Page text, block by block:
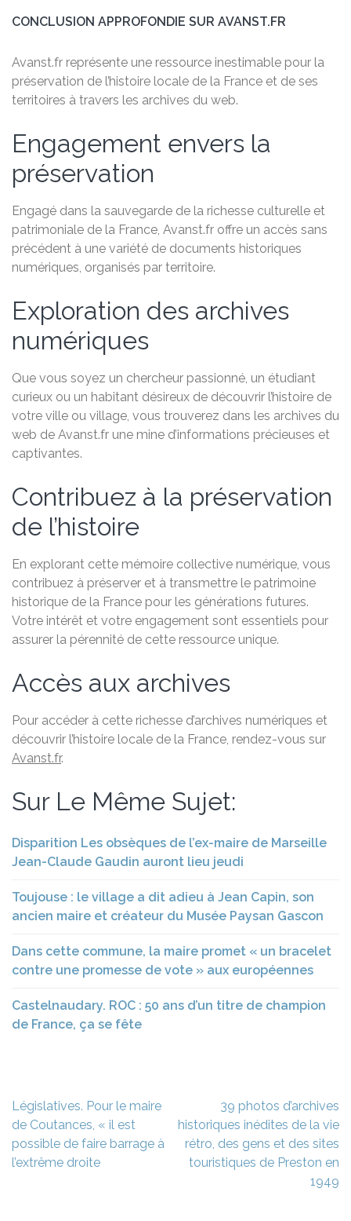
CONCLUSION APPROFONDIE SUR AVANST.FR
Avanst.fr représente une ressource inestimable pour la
préservation de l’histoire locale de la France et de ses
territoires à travers les archives du web.
Engagement envers la
préservation
Engagé dans la sauvegarde de la richesse culturelle et
patrimoniale de la France, Avanst.fr offre un accès sans
précédent à une variété de documents historiques
numériques, organisés par territoire.
Exploration des archives
numériques
Que vous soyez un chercheur passionné, un étudiant
curieux ou un habitant désireux de découvrir l’histoire de
votre ville ou village, vous trouverez dans les archives du
web de Avanst.fr une mine d’informations précieuses et
captivantes.
Contribuez à la préservation
de l’histoire
En explorant cette mémoire collective numérique, vous
contribuez à préserver et à transmettre le patrimoine
historique de la France pour les générations futures.
Votre intérêt et votre engagement sont essentiels pour
assurer la pérennité de cette ressource unique.
Accès aux archives
Pour accéder à cette richesse d’archives numériques et
découvrir l’histoire locale de la France, rendez-vous sur
Avanst.fr.
Sur Le Même Sujet:
Disparition Les obsèques de l’ex-maire de Marseille
Jean-Claude Gaudin auront lieu jeudi
Toujouse : le village a dit adieu à Jean Capin, son
ancien maire et créateur du Musée Paysan Gascon
Dans cette commune, la maire promet « un bracelet
contre une promesse de vote » aux européennes
Castelnaudary. ROC : 50 ans d’un titre de champion
de France, ça se fête
Navigation
de
l’article
Législatives. Pour le maire
de Coutances, « il est
possible de faire barrage à
l’extrême droite
39 photos d’archives
historiques inédites de la vie
rétro, des gens et des sites
touristiques de Preston en
1949